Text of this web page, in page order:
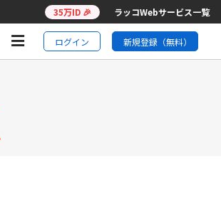
35万ID 🎉 ラッコWebサービス一覧
ログイン 新規登録（無料）